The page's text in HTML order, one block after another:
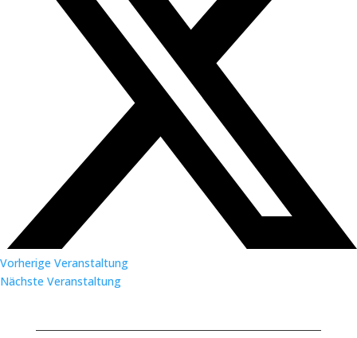
Vorherige Veranstaltung
Nächste Veranstaltung